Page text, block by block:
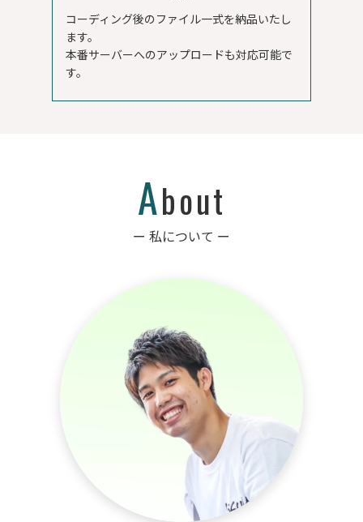
コーディング後のファイル一式を納品いたし
ます。
本番サーバーへのアップロードも対応可能で
す。
About
ー 私について ー